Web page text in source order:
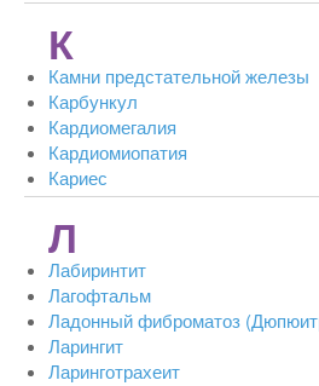
К
Камни предстательной железы
Карбункул
Кардиомегалия
Кардиомиопатия
Кариес
Л
Лабиринтит
Лагофтальм
Ладонный фиброматоз
Ларингит
Ларинготрахеит